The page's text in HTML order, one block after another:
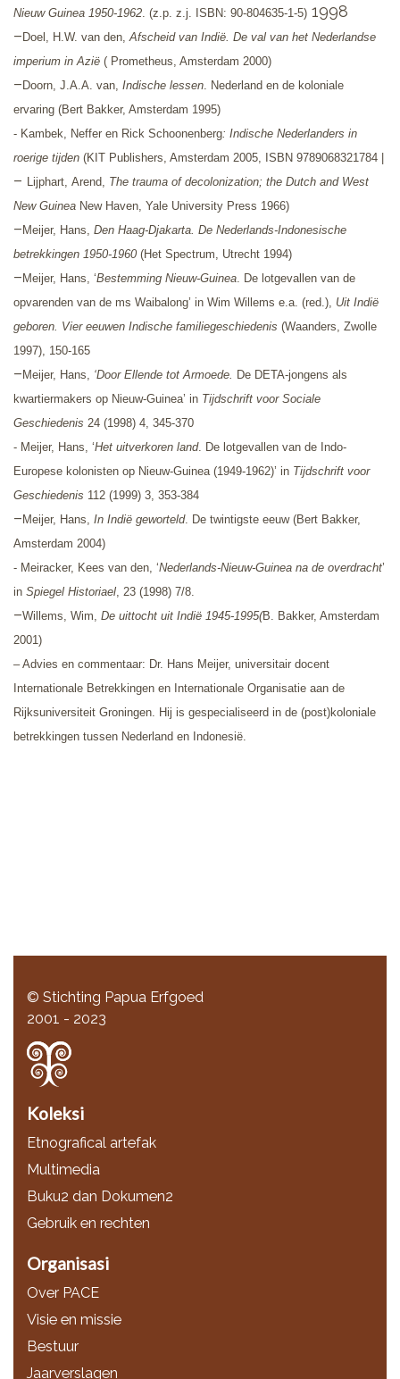
Nieuw Guinea 1950-1962 . (z.p. z.j. ISBN: 90-804635-1-5) 1998
– Doel, H.W. van den, Afscheid van Indië. De val van het Nederlandse
imperium in Azië ( Prometheus, Amsterdam 2000)
– Doorn, J.A.A. van, Indische lessen . Nederland en de koloniale
ervaring (Bert Bakker, Amsterdam 1995)
- Kambek, Neffer en Rick Schoonenberg: Indische Nederlanders in
roerige tijden (KIT Publishers, Amsterdam 2005, ISBN 9789068321784 |
– Lijphart, Arend,
The trauma of decolonization; the Dutch and West
New Guinea New Haven, Yale University Press 1966)
– Meijer, Hans, Den Haag-Djakarta. De Nederlands-Indonesische
betrekkingen 1950-1960 (Het Spectrum, Utrecht 1994)
– Meijer, Hans, ‘Bestemming Nieuw-Guinea . De lotgevallen van de
opvarenden van de ms Waibalong’ in Wim Willems e.a. (red.), Uit Indië
geboren. Vier eeuwen Indische familiegeschiedenis (Waanders, Zwolle
1997), 150-165
– Meijer, Hans, ‘Door Ellende tot Armoede.
De DETA-jongens als
kwartiermakers op Nieuw-Guinea’ in Tijdschrift voor Sociale
Geschiedenis 24 (1998) 4, 345-370
- Meijer, Hans, ‘Het uitverkoren land. De lotgevallen van de Indo-
Europese kolonisten op Nieuw-Guinea (1949-1962)’ in Tijdschrift voor
Geschiedenis 112 (1999) 3, 353-384
– Meijer, Hans, In Indië geworteld. De twintigste eeuw (Bert Bakker,
Amsterdam 2004)
- Meiracker, Kees van den, ‘Nederlands-Nieuw-Guinea na de overdracht’
in Spiegel Historiael , 23 (1998) 7/8.
–Willems, Wim, De uittocht uit Indië 1945-1995(B. Bakker, Amsterdam
2001)
– Advies en commentaar: Dr. Hans Meijer, universitair docent
Internationale Betrekkingen en Internationale Organisatie aan de
Rijksuniversiteit Groningen. Hij is gespecialiseerd in de (post)koloniale
betrekkingen tussen Nederland en Indonesië.
© Stichting Papua Erfgoed
2001 - 2023
Koleksi
Etnografical artefak
Multimedia
Buku2 dan Dokumen2
Gebruik en rechten
Organisasi
Over PACE
Visie en missie
Bestuur
Jaarverslagen